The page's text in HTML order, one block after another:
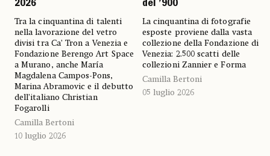
2026
Tra la cinquantina di talenti
nella lavorazione del vetro
divisi tra Ca’ Tron a Venezia e
Fondazione Berengo Art Space
a Murano, anche María
Magdalena Campos-Pons,
Marina Abramovic e il debutto
dell’italiano Christian
Fogarolli
Camilla Bertoni
10 luglio 2026
del ’900
La cinquantina di fotografie
esposte proviene dalla vasta
collezione della Fondazione di
Venezia: 2.500 scatti delle
collezioni Zannier e Forma
Camilla Bertoni
05 luglio 2026